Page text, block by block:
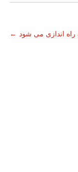
← راه اندازی می شود